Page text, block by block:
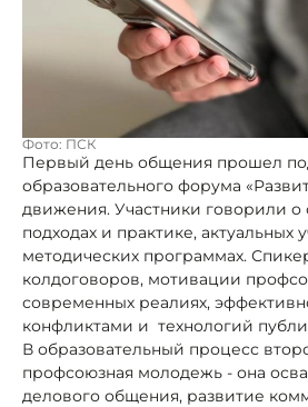
Фото: ПСК
Первый день общения прошел
образовательного форума
движения. Участники говорили
подходах и практике, актуальных
методических программах.
колдоговоров, мотивации
современных реалиях,
конфликтами и технологий
В образовательный процесс
профсоюзная молодежь - она
делового общения, развитие